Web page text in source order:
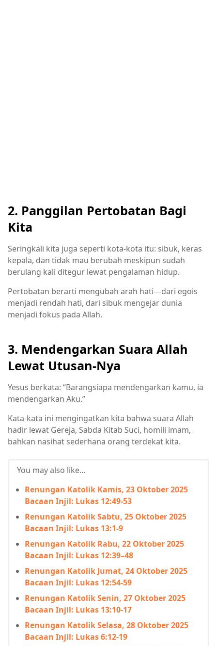
2. Panggilan Pertobatan Bagi
Kita
Seringkali kita juga seperti kota-kota itu: sibuk, keras
kepala, dan tidak mau berubah meskipun sudah
berulang kali ditegur lewat pengalaman hidup.
Pertobatan berarti mengubah arah hati—dari egois
menjadi rendah hati, dari sibuk mengejar dunia
menjadi fokus pada Allah.
3. Mendengarkan Suara Allah
Lewat Utusan-Nya
Yesus berkata: “Barangsiapa mendengarkan kamu, ia
mendengarkan Aku.”
Kata-kata ini mengingatkan kita bahwa suara Allah
hadir lewat Gereja, Sabda Kitab Suci, homili imam,
bahkan nasihat sederhana orang terdekat kita.
You may also like...
Renungan Katolik Kamis, 23 Oktober 2025
Bacaan Injil: Lukas 12:49-53
Renungan Katolik Sabtu, 25 Oktober 2025
Bacaan Injil: Lukas 13:1-9
Renungan Katolik Rabu, 22 Oktober 2025
Bacaan Injil: Lukas 12:39–48
Renungan Katolik Jumat, 24 Oktober 2025
Bacaan Injil: Lukas 12:54-59
Renungan Katolik Senin, 27 Oktober 2025
Bacaan Injil: Lukas 13:10-17
Renungan Katolik Selasa, 28 Oktober 2025
Bacaan Injil: Lukas 6:12-19